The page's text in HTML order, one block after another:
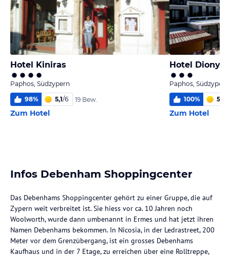
Hotel Kiniras
Paphos, Südzypern
98% 5,1/6 19 Bew.
Zum Hotel
Hotel
Paphos, Südzypern
100% 5,1
Zum Hotel
Infos Debenham Shoppingcenter
Das Debenhams Shoppingcenter gehört zu einer Gruppe, die auf
Zypern weit verbreitet ist. Sie hiess vor ca. 10 Jahren noch
Woolworth, wurde dann umbenannt in Ermes und hat jetzt ihren
Namen Debenhams bekommen. In Nicosia, in der Ledrastreet, 200
Meter vor dem Grenzübergang, ist ein grosses Debenhams
Kaufhaus und in der 7 Etage, zu erreichen über eine Rolltreppe,